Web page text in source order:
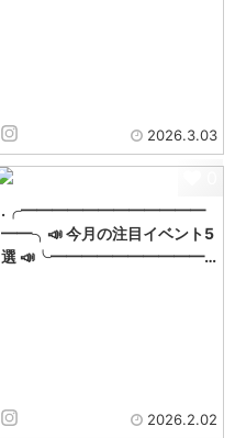
2026.3.03
.╭━━━━━━━━━━━━
━━╮📣 今月の注目イベント5
選 📣╰━━━━━━━━━━…
2026.2.02